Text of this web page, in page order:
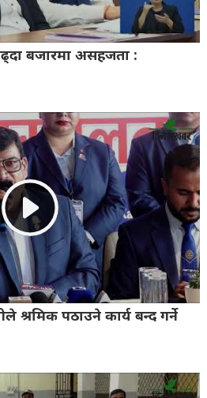
बजारमा असहजता :
श्रमिक पठाउने कार्य बन्द गर्ने